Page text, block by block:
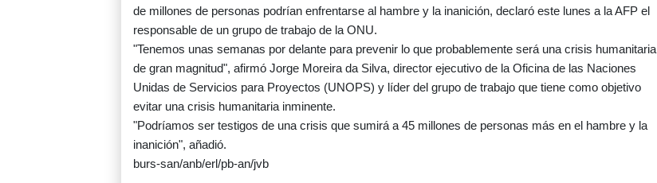
de millones de personas podrían enfrentarse al hambre y la inanición, declaró este lunes a la AFP el
responsable de un grupo de trabajo de la ONU.
"Tenemos unas semanas por delante para prevenir lo que probablemente será una crisis humanitaria
de gran magnitud", afirmó Jorge Moreira da Silva, director ejecutivo de la Oficina de las Naciones
Unidas de Servicios para Proyectos (UNOPS) y líder del grupo de trabajo que tiene como objetivo
evitar una crisis humanitaria inminente.
"Podríamos ser testigos de una crisis que sumirá a 45 millones de personas más en el hambre y la
inanición", añadió.
burs-san/anb/erl/pb-an/jvb